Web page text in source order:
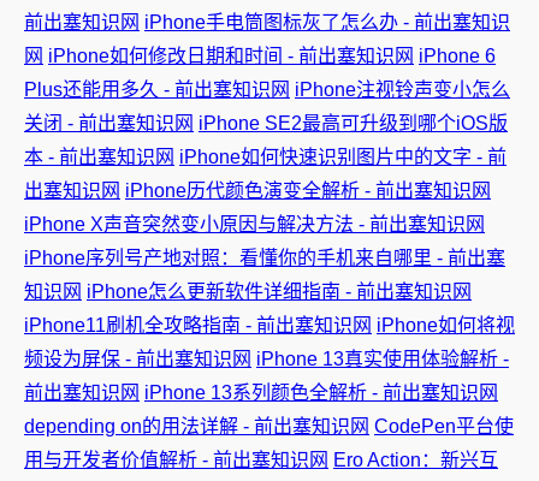
前出塞知识网 iPhone手电筒图标灰了怎么办 - 前出塞知识
网 iPhone如何修改日期和时间 - 前出塞知识网 iPhone 6
Plus还能用多久 - 前出塞知识网 iPhone注视铃声变小怎么
关闭 - 前出塞知识网 iPhone SE2最高可升级到哪个iOS版
本 - 前出塞知识网 iPhone如何快速识别图片中的文字 - 前
出塞知识网 iPhone历代颜色演变全解析 - 前出塞知识网
iPhone X声音突然变小原因与解决方法 - 前出塞知识网
iPhone序列号产地对照：看懂你的手机来自哪里 - 前出塞
知识网 iPhone怎么更新软件详细指南 - 前出塞知识网
iPhone11刷机全攻略指南 - 前出塞知识网 iPhone如何将视
频设为屏保 - 前出塞知识网 iPhone 13真实使用体验解析 -
前出塞知识网 iPhone 13系列颜色全解析 - 前出塞知识网
depending on的用法详解 - 前出塞知识网 CodePen平台使
用与开发者价值解析 - 前出塞知识网 Ero Action：新兴互